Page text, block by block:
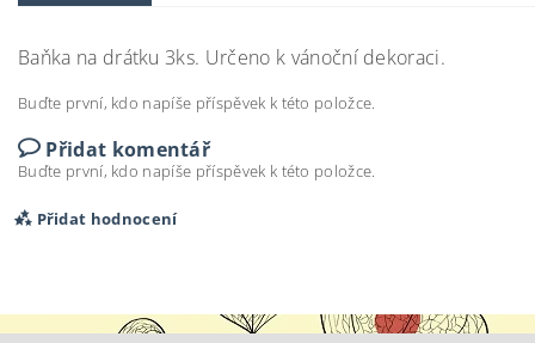
Baňka na drátku 3ks. Určeno k vánoční dekoraci.
Buďte první, kdo napíše příspěvek k této položce.
Přidat komentář
Buďte první, kdo napíše příspěvek k této položce.
Přidat hodnocení